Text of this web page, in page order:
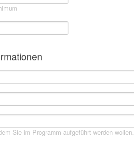
Sie im Programm aufgeführt werden wollen.